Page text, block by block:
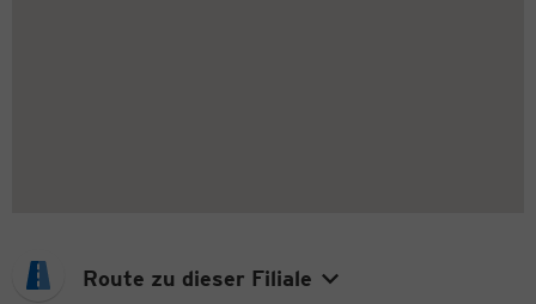
Route zu dieser Filiale